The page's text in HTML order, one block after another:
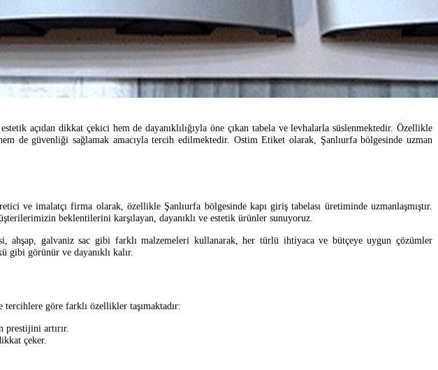
açıdan dikkat çekici hem de dayanıklılığıyla öne çıkan tabela ve levhalarla süslenmektedir. Özellikle
de güvenliği sağlamak amacıyla tercih edilmektedir. Ostim Etiket olarak, Şanlıurfa bölgesinde uzman
ve imalatçı firma olarak, özellikle Şanlıurfa bölgesinde kapı giriş tabelası üretiminde uzmanlaşmıştır.
beklentilerini karşılayan, dayanıklı ve estetik ürünler sunuyoruz.
ahşap, galvaniz sac gibi farklı malzemeleri kullanarak, her türlü ihtiyaca ve bütçeye uygun çözümler
gibi görünür ve dayanıklı kalır.
göre farklı özellikler taşımaktadır:
prestijini artırır.
çeker.